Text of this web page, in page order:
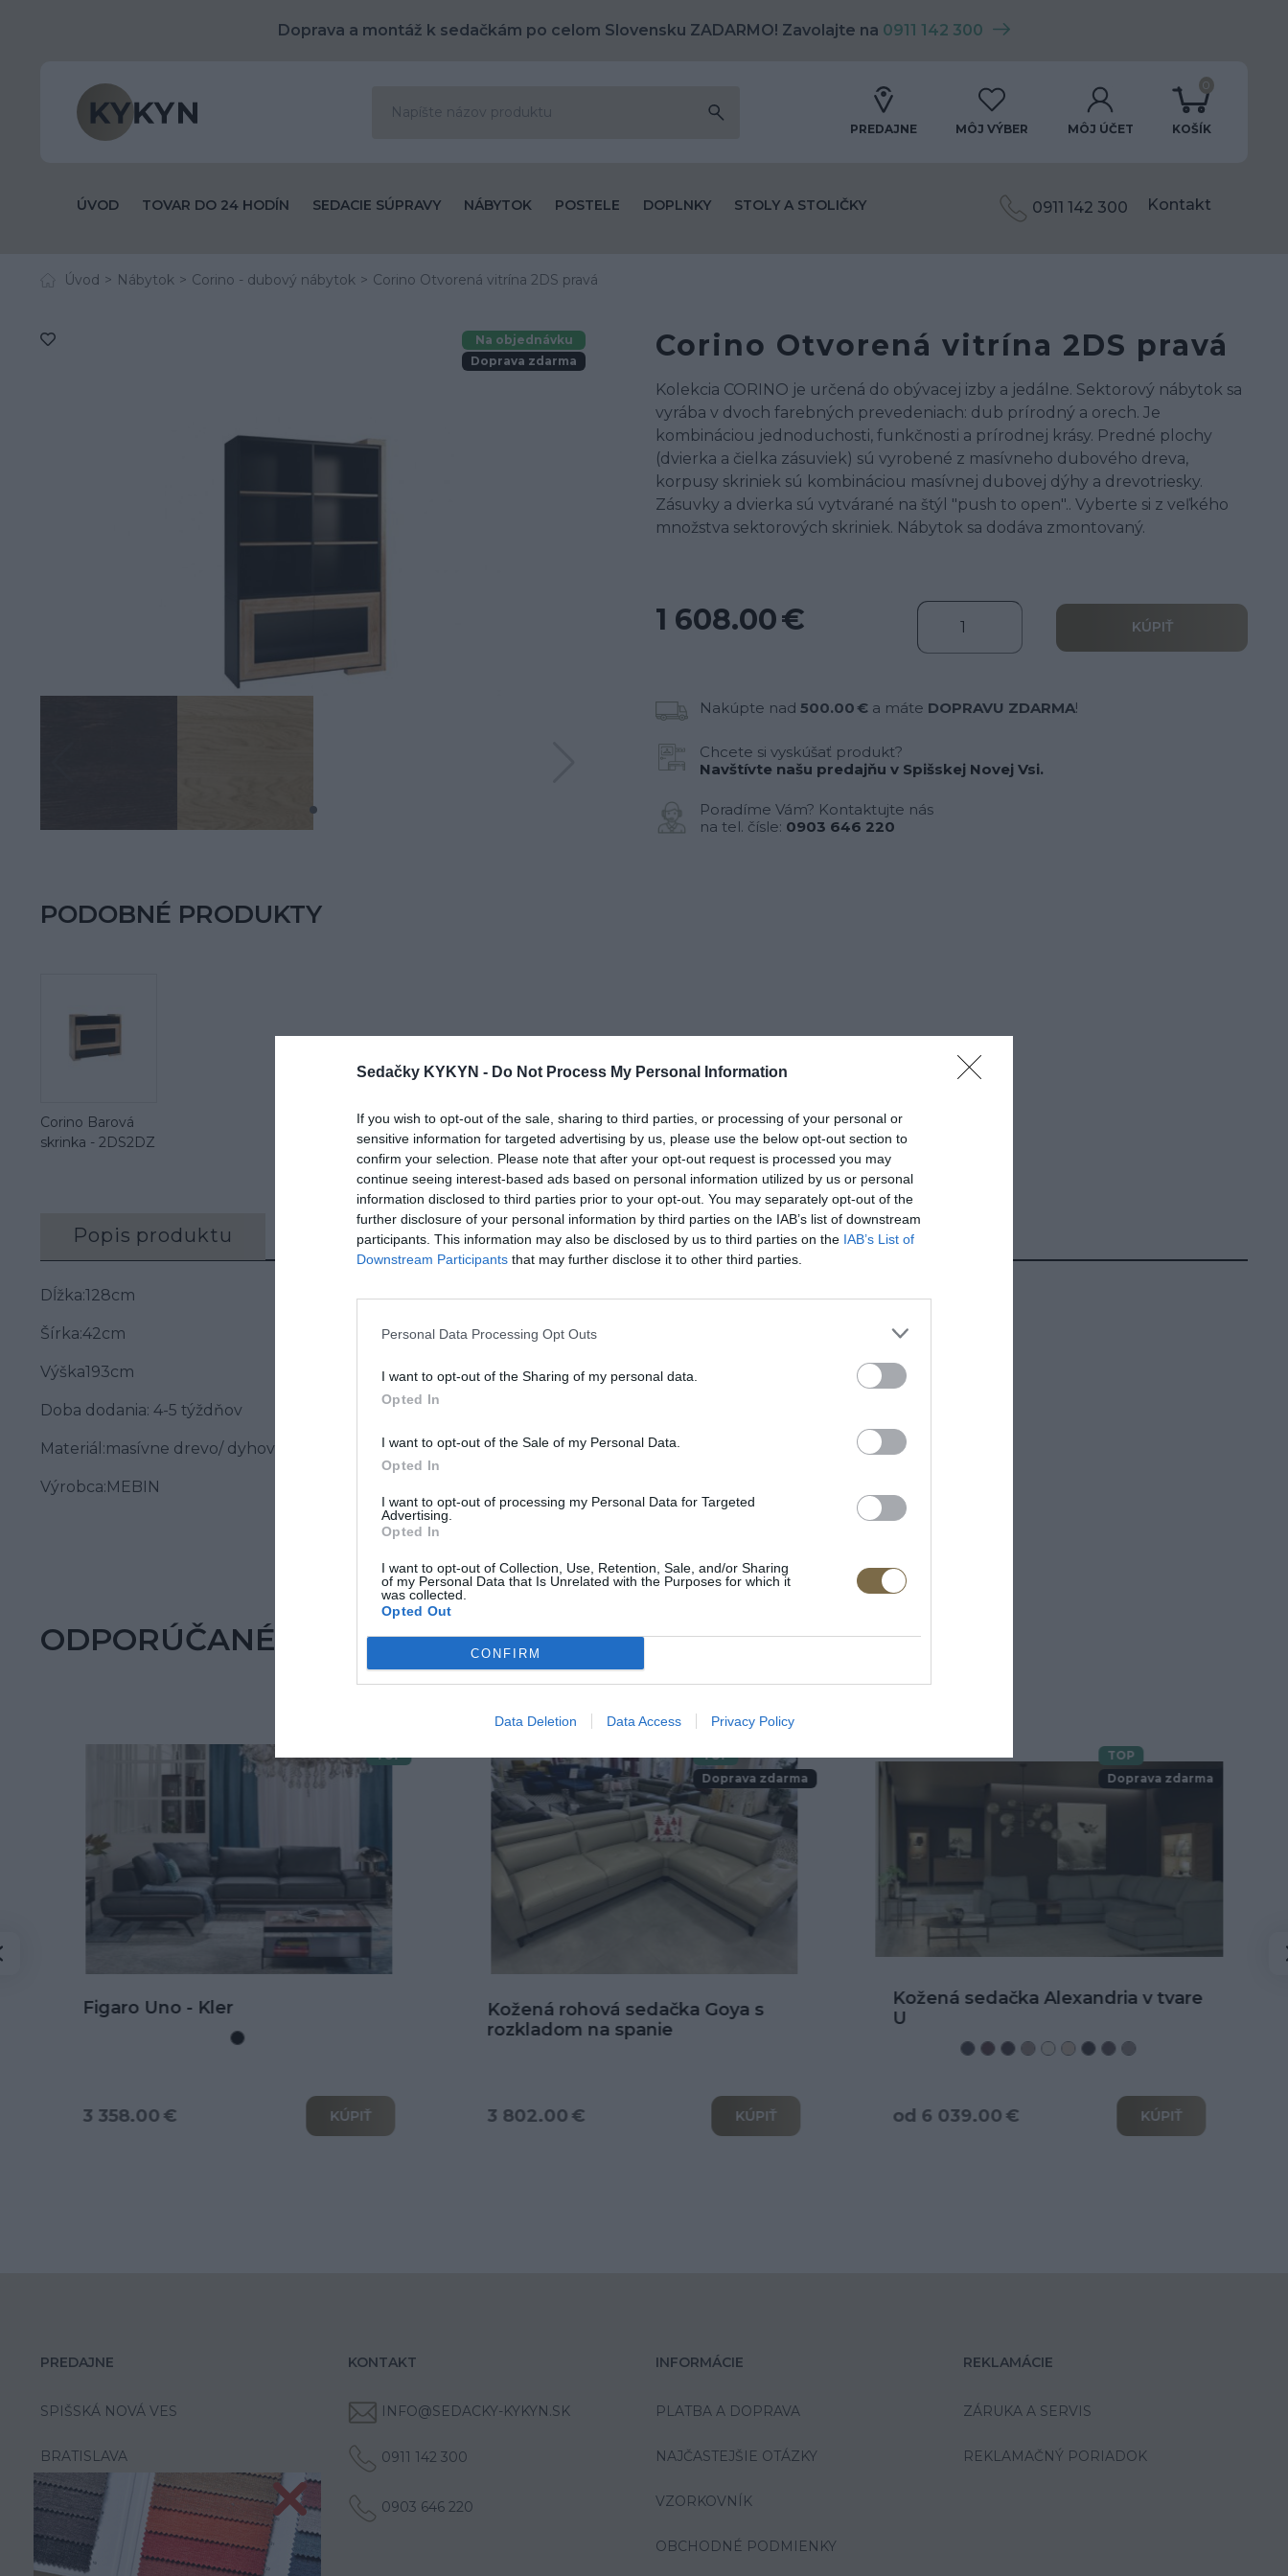
Sedačky KYKYN - Do Not Process My Personal Information
If you wish to opt-out of the sale, sharing to third parties, or processing of your personal or
sensitive information for targeted advertising by us, please use the below opt-out section to
confirm your selection. Please note that after your opt-out request is processed you may
continue seeing interest-based ads based on personal information utilized by us or personal
information disclosed to third parties prior to your opt-out. You may separately opt-out of the
further disclosure of your personal information by third parties on the IAB’s list of downstream
participants. This information may also be disclosed by us to third parties on the IAB’s List of
Downstream Participants that may further disclose it to other third parties.
Personal Data Processing Opt Outs
I want to opt-out of the Sharing of my personal data.
Opted In
I want to opt-out of the Sale of my Personal Data.
Opted In
I want to opt-out of processing my Personal Data for Targeted
Advertising.
Opted In
I want to opt-out of Collection, Use, Retention, Sale, and/or Sharing
of my Personal Data that Is Unrelated with the Purposes for which it
was collected.
Opted Out
CONFIRM
Data Deletion Data Access Privacy Policy
Doprava a montáž k sedačkám po celom Slovensku ZADARMO! Zavolajte na 0911 142 300
PREDAJNE MÔJ VÝBER MÔJ ÚČET KOŠÍK
0
ÚVOD TOVAR DO 24 HODÍN SEDACIE SÚPRAVY NÁBYTOK POSTELE DOPLNKY STOLY A STOLIČKY 0911 142 300 Kontakt
Úvod Nábytok Corino - dubový nábytok Corino Otvorená vitrína 2DS pravá
Corino Otvorená vitrína 2DS pravá
Kolekcia CORINO je určená do obývacej izby a jedálne. Sektorový nábytok sa
vyrába v dvoch farebných prevedeniach: dub prírodný a orech. Je
kombináciou jednoduchosti, funkčnosti a prírodnej krásy. Predné plochy
(dvierka a čielka zásuviek) sú vyrobené z masívneho dubového dreva,
korpusy skriniek sú kombináciou masívnej dubovej dýhy a drevotriesky.
Zásuvky a dvierka sú vytvárané na štýl "push to open".. Vyberte si z veľkého
množstva sektorových skriniek. Nábytok sa dodáva zmontovaný.
1 608.00 € KÚPIŤ
Nakúpte nad 500.00 € a máte DOPRAVU ZDARMA!
Chcete si vyskúšať produkt?
Navštívte našu predajňu v Spišskej Novej Vsi.
Poradíme Vám? Kontaktujte nás
na tel. čísle: 0903 646 220
Na objednávku
Doprava zdarma
PODOBNÉ PRODUKTY
Corino Barová
skrinka - 2DS2DZ
Popis produktu Recenzie (0)
Dĺžka:128cm
Šírka:42cm
Výška193cm
Doba dodania: 4-5 týždňov
Materiál:masívne drevo/ dyhovaná vrchná doska
Výrobca:MEBIN
ODPORÚČANÉ PRODUKTY
TOP
Doprava zdarma
Kožená rohová sedačka Goya s
rozkladom na spanie
3 802.00 € KÚPIŤ
TOP
Doprava zdarma
Kožená sedačka Alexandria v tvare
U
od 6 039.00 € KÚPIŤ
TOP
Novinka
Kožená rohová sedačka Alexandria
od 3 466.00 € KÚPIŤ
PREDAJNE
SPIŠSKÁ NOVÁ VES
BRATISLAVA
KONTAKT
INFO@SEDACKY-KYKYN.SK
0911 142 300
0903 646 220
INFORMÁCIE
PLATBA A DOPRAVA
NAJČASTEJŠIE OTÁZKY
VZORKOVNÍK
OBCHODNÉ PODMIENKY
REKLAMÁCIE
ZÁRUKA A SERVIS
REKLAMAČNÝ PORIADOK